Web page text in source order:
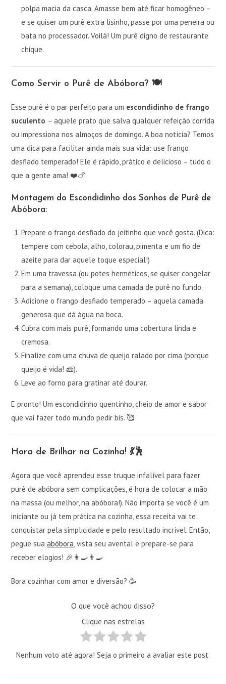
polpa macia da casca. Amasse bem até ficar homogêneo –
e se quiser um purê extra lisinho, passe por uma peneira ou
bata no processador. Voilà! Um purê digno de restaurante
chique.
Como Servir o Purê de Abóbora? 🍽️
Esse purê é o par perfeito para um escondidinho de frango
suculento – aquele prato que salva qualquer refeição corrida
ou impressiona nos almoços de domingo. A boa notícia? Temos
uma dica para facilitar ainda mais sua vida: use frango
desfiado temperado! Ele é rápido, prático e delicioso – tudo o
que a gente ama! ❤️🍗
Montagem do Escondidinho dos Sonhos de Purê de
Abóbora:
Prepare o frango desfiado do jeitinho que você gosta. (Dica:
tempere com cebola, alho, colorau, pimenta e um fio de
azeite para dar aquele toque especial!)
Em uma travessa (ou potes herméticos, se quiser congelar
para a semana), coloque uma camada de purê no fundo.
Adicione o frango desfiado temperado – aquela camada
generosa que dá água na boca.
Cubra com mais purê, formando uma cobertura linda e
cremosa.
Finalize com uma chuva de queijo ralado por cima (porque
queijo é vida! 🧀).
Leve ao forno para gratinar até dourar.
E pronto! Um escondidinho quentinho, cheio de amor e sabor
que vai fazer todo mundo pedir bis. 🥰
Hora de Brilhar na Cozinha! 💃🕺
Agora que você aprendeu esse truque infalível para fazer
purê de abóbora sem complicações, é hora de colocar a mão
na massa (ou melhor, na abóbora!). Não importa se você é um
iniciante ou já tem prática na cozinha, essa receita vai te
conquistar pela simplicidade e pelo resultado incrível. Então,
pegue suaabóbora, vista seu avental e prepare-se para
receber elogios! 🎉👩‍🍳👨‍🍳
Bora cozinhar com amor e diversão? 🥳
O que você achou disso?
Clique nas estrelas
Nenhum voto até agora! Seja o primeiro a avaliar este post.